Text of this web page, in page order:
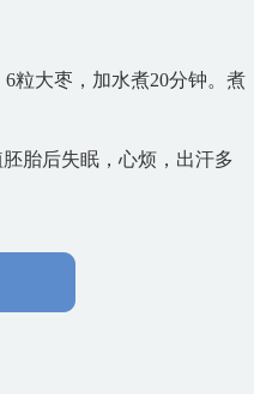
粒大枣，加水煮20分钟。煮
胎后失眠，心烦，出汗多